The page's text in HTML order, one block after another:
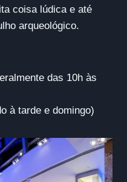
coisa lúdica e até
arqueológico.
das 10h às
à tarde e domingo)